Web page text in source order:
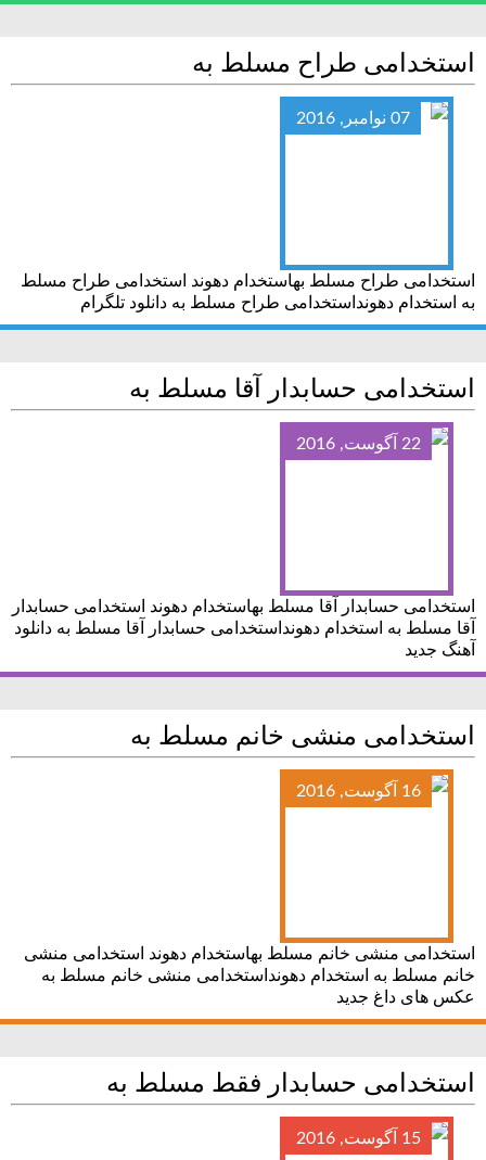
استخدامی طراح مسلط به
07 نوامبر, 2016
استخدامی طراح مسلط بهاستخدام دهوند استخدامی طراح مسلط
به استخدام دهونداستخدامی طراح مسلط به دانلود تلگرام
استخدامی حسابدار آقا مسلط به
22 آگوست, 2016
استخدامی حسابدار آقا مسلط بهاستخدام دهوند استخدامی حسابدار
آقا مسلط به استخدام دهونداستخدامی حسابدار آقا مسلط به دانلود
آهنگ جدید
استخدامی منشی خانم مسلط به
16 آگوست, 2016
استخدامی منشی خانم مسلط بهاستخدام دهوند استخدامی منشی
خانم مسلط به استخدام دهونداستخدامی منشی خانم مسلط به
عکس های داغ جدید
استخدامی حسابدار فقط مسلط به
15 آگوست, 2016